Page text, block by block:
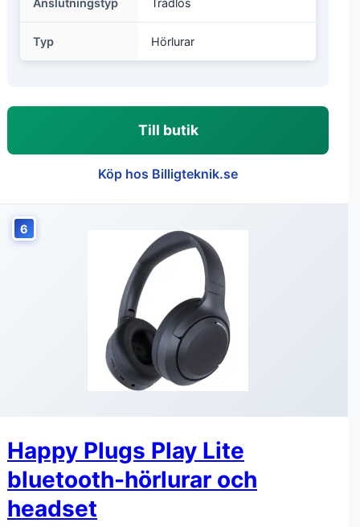
Anslutningstyp Trådlös
Typ Hörlurar
Till butik
Köp hos Billigteknik.se
6
Happy Plugs Play Lite
bluetooth-hörlurar och
headset